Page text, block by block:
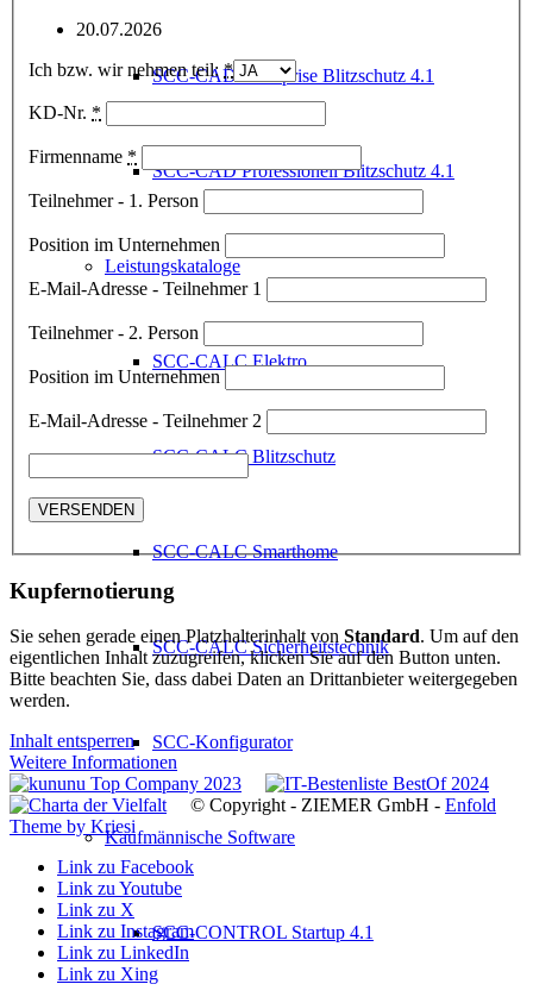
SCC-CAD Enterprise Blitzschutz 4.1
SCC-CAD Professionell Blitzschutz 4.1
Leistungskataloge
SCC-CALC Elektro
SCC-CALC Blitzschutz
SCC-CALC Smarthome
SCC-CALC Sicherheitstechnik
SCC-Konfigurator
Kaufmännische Software
SCC-CONTROL Startup 4.1
20.07.2026
Ich bzw. wir nehmen teil:*
KD-Nr. *
Firmenname *
Teilnehmer - 1. Person
Position im Unternehmen
E-Mail-Adresse - Teilnehmer 1
Teilnehmer - 2. Person
Position im Unternehmen
E-Mail-Adresse - Teilnehmer 2
Kupfernotierung
Sie sehen gerade einen Platzhalterinhalt von Standard. Um auf den
eigentlichen Inhalt zuzugreifen, klicken Sie auf den Button unten.
Bitte beachten Sie, dass dabei Daten an Drittanbieter weitergegeben
werden.
Inhalt entsperren
Weitere Informationen
© Copyright - ZIEMER GmbH - Enfold
Theme by Kriesi
Link zu Facebook
Link zu Youtube
Link zu X
Link zu Instagram
Link zu LinkedIn
Link zu Xing